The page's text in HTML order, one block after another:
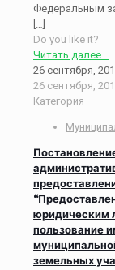
Федеральным
[…]
Do you like it?
Читать далее...
26 сентября,
26 сентября,
Категория
юридическим
пользование
земельных